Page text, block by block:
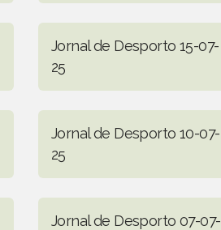
Jornal de Desporto 15-07-
25
Jornal de Desporto 10-07-
25
Jornal de Desporto 07-07-